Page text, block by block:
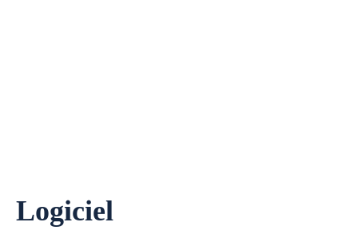
Logiciel